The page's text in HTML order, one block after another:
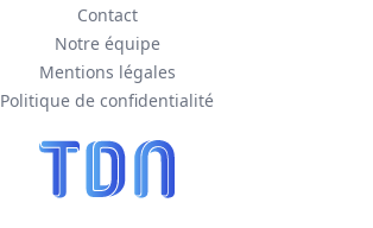
Contact
Notre équipe
Mentions légales
Politique de confidentialité